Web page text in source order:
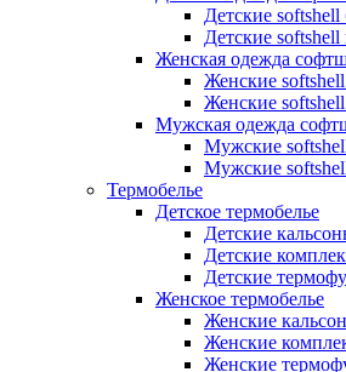
Детские
Детские softshell
Женская одежда
Женские
Женские
Мужская одежда
Мужские
Мужские
Термобелье
Детское термобелье
Детские
Детские
Детские
Женское термобелье
Женские
Женские
Женские